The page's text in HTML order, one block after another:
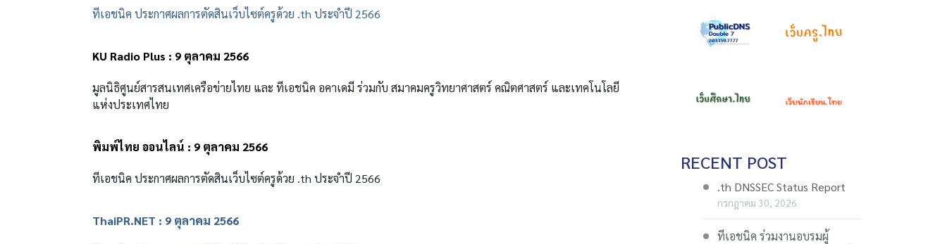
ทีเอชนิค ประกาศผลการตัดสินเว็บไซต์ครูด้วย .th ประจำปี 2566
KU Radio Plus : 9 ตุลาคม 2566
มูลนิธิศูนย์สารสนเทศเครือข่ายไทย และ ทีเอชนิค อคาเดมี ร่วมกับ สมาคมครูวิทยาศาสตร์ คณิตศาสตร์ และเทคโนโลยี
แห่งประเทศไทย
พิมพ์ไทย ออนไลน์ : 9 ตุลาคม 2566
ทีเอชนิค ประกาศผลการตัดสินเว็บไซต์ครูด้วย .th ประจำปี 2566
ThaiPR.NET : 9 ตุลาคม 2566
RECENT POST
.th DNSSEC Status Report
กรกฎาคม 30, 2026
ทีเอชนิค ร่วมงานอบรมผู้